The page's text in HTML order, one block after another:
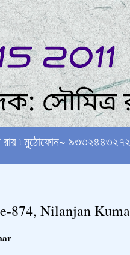
রায় ৷ মুঠোফোন~
874, Nilanjan